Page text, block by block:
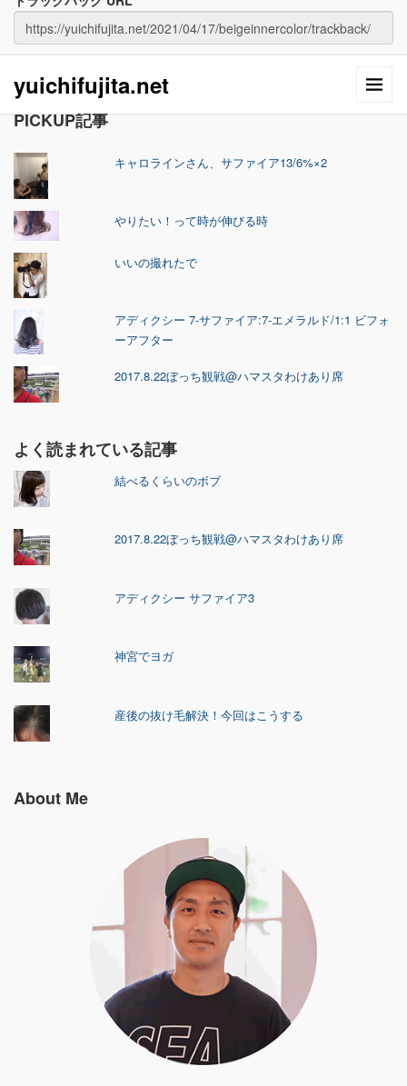
yuichifujita.net
PICKUP記事
キャロラインさん、サファイア13/6%×2
やりたい！って時が伸びる時
いいの撮れたで
アディクシー 7-サファイア:7-エメラルド/1:1 ビフォ
ーアフター
2017.8.22ぼっち観戦@ハマスタわけあり席
よく読まれている記事
結べるくらいのボブ
2017.8.22ぼっち観戦@ハマスタわけあり席
アディクシー サファイア3
神宮でヨガ
産後の抜け毛解決！今回はこうする
About Me